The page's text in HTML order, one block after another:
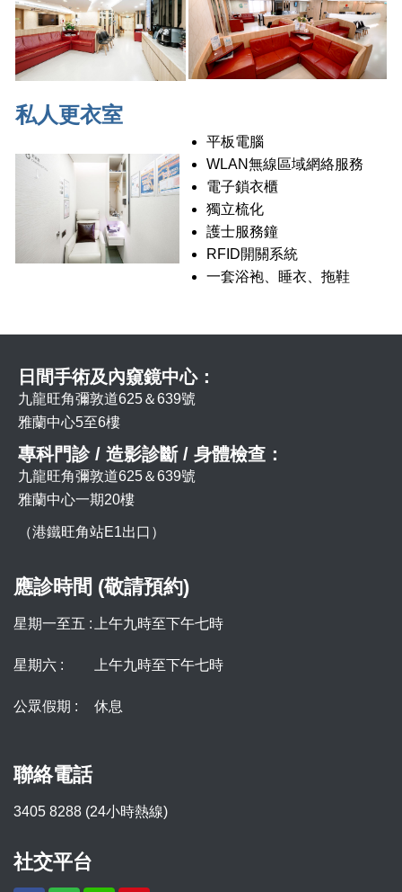
私人更衣室
平板電腦
WLAN無線區域網絡服務
電子鎖衣櫃
獨立梳化
護士服務鐘
RFID開關系統
一套浴袍、睡衣、拖鞋
日間手術及內窺鏡中心：
九龍旺角彌敦道625＆639號
雅蘭中心5至6樓
專科門診 / 造影診斷 / 身體檢查：
九龍旺角彌敦道625＆639號
雅蘭中心一期20樓
（港鐵旺角站E1出口）
應診時間 (敬請預約)
星期一至五 : 上午九時至下午七時
星期六 : 上午九時至下午七時
公眾假期 : 休息
聯絡電話
3405 8288 (24小時熱線)
社交平台